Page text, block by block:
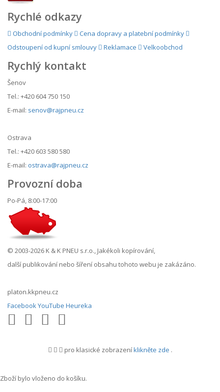
Rychlé odkazy
Obchodní podmínky
Cena dopravy a platební podmínky
Odstoupení od kupní smlouvy
Reklamace Velkoobchod
Rychlý kontakt
Šenov
Tel.: +420 604 750 150
E-mail: senov@rajpneu.cz
Ostrava
Tel.: +420 603 580 580
E-mail: ostrava@rajpneu.cz
Provozní doba
Po-Pá, 8:00-17:00
© 2003-2026 K & K PNEU s.r.o., Jakékoli kopírování,
další publikování nebo šíření obsahu tohoto webu je zakázáno.
platon.kkpneu.cz
FacebookYouTube Heureka
pro klasické zobrazeníklikněte zde .
Zboží bylo vloženo do košíku.